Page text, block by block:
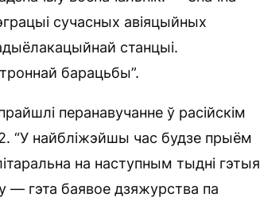
сучасных авіяцыйных
станцыі.
барацьбы”.
перанавучанне ў расійскім
“У найбліжэйшы час будзе прыём
на наступным тыдні гэтыя
— гэта баявое дзяжурства па